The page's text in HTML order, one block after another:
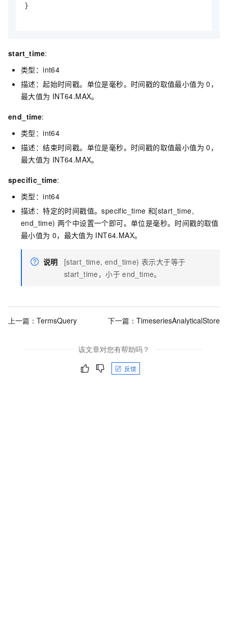
}
start_time:
类型：int64
描述：起始时间戳。单位是毫秒。时间戳的取值最小值为 0，
最大值为 INT64.MAX。
end_time:
类型：int64
描述：结束时间戳。单位是毫秒。时间戳的取值最小值为 0，
最大值为 INT64.MAX。
specific_time:
类型：int64
描述：特定的时间戳值。specific_time 和[start_time,
end_time) 两个中设置一个即可。单位是毫秒。时间戳的取值
最小值为 0，最大值为 INT64.MAX。
说明
[start_time, end_time) 表示大于等于
start_time，小于 end_time。
上一篇： TermsQuery 下一篇： TimeseriesAnalyticalStore
该文章对您有帮助吗？
反馈